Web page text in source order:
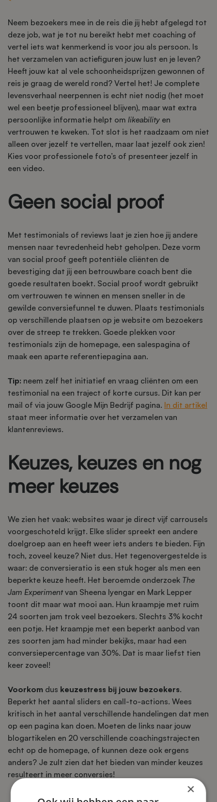
Neem bezoekers mee in de reis die jij hebt afgelegd tot
deze job, wat je tot nu bereikt hebt met coaching of
vertel iets wat kenmerkend is voor jou als persoon. Is
het verzamelen van actiefiguren jouw lust en je leven?
Heeft jouw kat al vele schoonheidsprijzen gewonnen of
reis je graag de wereld rond? Vertel het! Je complete
levensverhaal neerpennen is echt niet nodig (het moet
wel een beetje professioneel blijven), maar wat extra
persoonlijke informatie helpt om likeability en
vertrouwen te kweken. Tot slot is het raadzaam om niet
alleen over jezelf te vertellen, maar laat jezelf ook zien!
Kies voor professionele foto’s of presenteer jezelf in
een video.
Geen social proof
Met testimonials of reviews laat je zien hoe jij andere
mensen naar tevredenheid hebt geholpen. Deze vorm
van social proof geeft potentiële cliënten de
bevestiging dat jij een betrouwbare coach bent die
goede resultaten boekt. Social proof wordt gebruikt
om vertrouwen te winnen en mensen sneller in de
gewilde conversiefunnel te duwen. Plaats testimonials
op verschillende plaatsen op je website om bezoekers
over de streep te trekken. Goede plekken voor
testimonials zijn de homepage, een salespagina of
maak een aparte referentiepagina aan.
Tip: neem zelf het initiatief en vraag cliënten om een
testimonial na een traject of korte cursus. Dit kan per
mail of via jouw Google Mijn Bedrijf pagina. In dit artikel
staat meer informatie over het verzamelen van
klantenreviews.
Keuzes, keuzes en nog
meer keuzes
We zien het vaak: websites waar je direct vijf carrousels
voorgeschoteld krijgt. Elke slider spreekt een andere
doelgroep aan en heeft weer iets anders te bieden. Fijn
toch, zoveel keuze? Niet dus. Het tegenovergestelde is
waar: de conversieratio is een stuk hoger als men een
beperkte keuze heeft. Het beroemde onderzoek The
Jam Experimentvan Sheena Iyengar en Mark Lepper
toont dit maar wat mooi aan. Hun kraampje met ruim
24 soorten jam trok veel bezoekers. Slechts 3% kocht
een potje. Het kraampje met een beperkt aanbod van
zes soorten jam had minder bekijks, maar had een
conversiepercentage van 30%. Dat is maar liefst tien
keer zoveel!
Voorkom dus keuzestress bij jouw bezoekers.
Beperkt het aantal sliders en call-to-actions. Wees
kritisch in het aantal verschillende handelingen dat men
op een pagina kan doen. Moeten de links naar jouw
blogartikelen en 20 verschillende coachingstrajecten
echt op de homepage, of kunnen deze ook ergens
anders? Je zult zien dat het bieden van minder keuzes
resulteert in meer conversies!
×